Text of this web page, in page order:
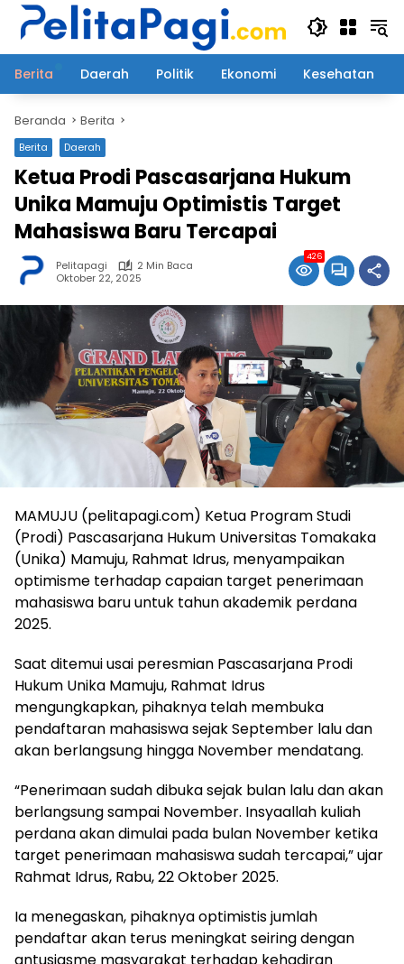
Langsung
Berita
Daerah Politik Ekonomi Kesehatan
Beranda Berita
Berita Daerah
Ketua Prodi Pascasarjana Hukum
Unika Mamuju Optimistis Target
Mahasiswa Baru Tercapai
Pelitapagi
2 Min Baca
Oktober 22, 2025
426
MAMUJU (pelitapagi.com) Ketua Program Studi
(Prodi) Pascasarjana Hukum Universitas Tomakaka
(Unika) Mamuju, Rahmat Idrus, menyampaikan
optimisme terhadap capaian target penerimaan
mahasiswa baru untuk tahun akademik perdana
2025.
Saat ditemui usai peresmian Pascasarjana Prodi
Hukum Unika Mamuju, Rahmat Idrus
mengungkapkan, pihaknya telah membuka
pendaftaran mahasiswa sejak September lalu dan
akan berlangsung hingga November mendatang.
“Penerimaan sudah dibuka sejak bulan lalu dan akan
berlangsung sampai November. Insyaallah kuliah
perdana akan dimulai pada bulan November ketika
target penerimaan mahasiswa sudah tercapai,” ujar
Rahmat Idrus, Rabu, 22 Oktober 2025.
Ia menegaskan, pihaknya optimistis jumlah
pendaftar akan terus meningkat seiring dengan
antusiasme masyarakat terhadap kehadiran